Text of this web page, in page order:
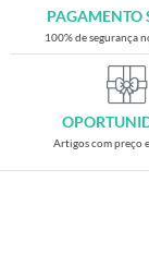
PAGAMENTO
100% de segurança
Artigos com preço